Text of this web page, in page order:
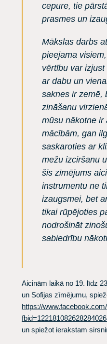
cepure, tie
prasmes un
Mākslas darbs
pieejama
vērtību var
ar dabu un
saknes ir zemē,
zināšanu
mūsu nākotne ir
mācībām, gan
saskaroties ar
mežu izciršanu
šis zīmējums
instrumentu ne
izaugsmei, bet
tikai rūpējoties
nodrošināt
sabiedrību
Aicinām laikā no 19. līdz
un Sofijas zīmējumu,
https://
un spiežot ierakstam